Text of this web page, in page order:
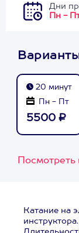
Дни
Пн -
20 минут
Пн - Пт
5500 ₽
Катание на
инструктора.